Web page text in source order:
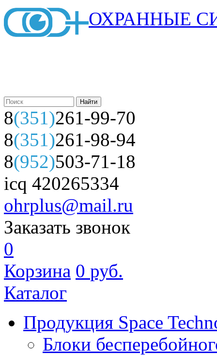
ОХРАННЫЕ
8(351)261-99-70
8(351)261-98-94
8(952)503-71-18
icq 420265334
ohrplus@mail.ru
Заказать звонок
0
Корзина 0 руб.
Каталог
Продукция Space
Блоки